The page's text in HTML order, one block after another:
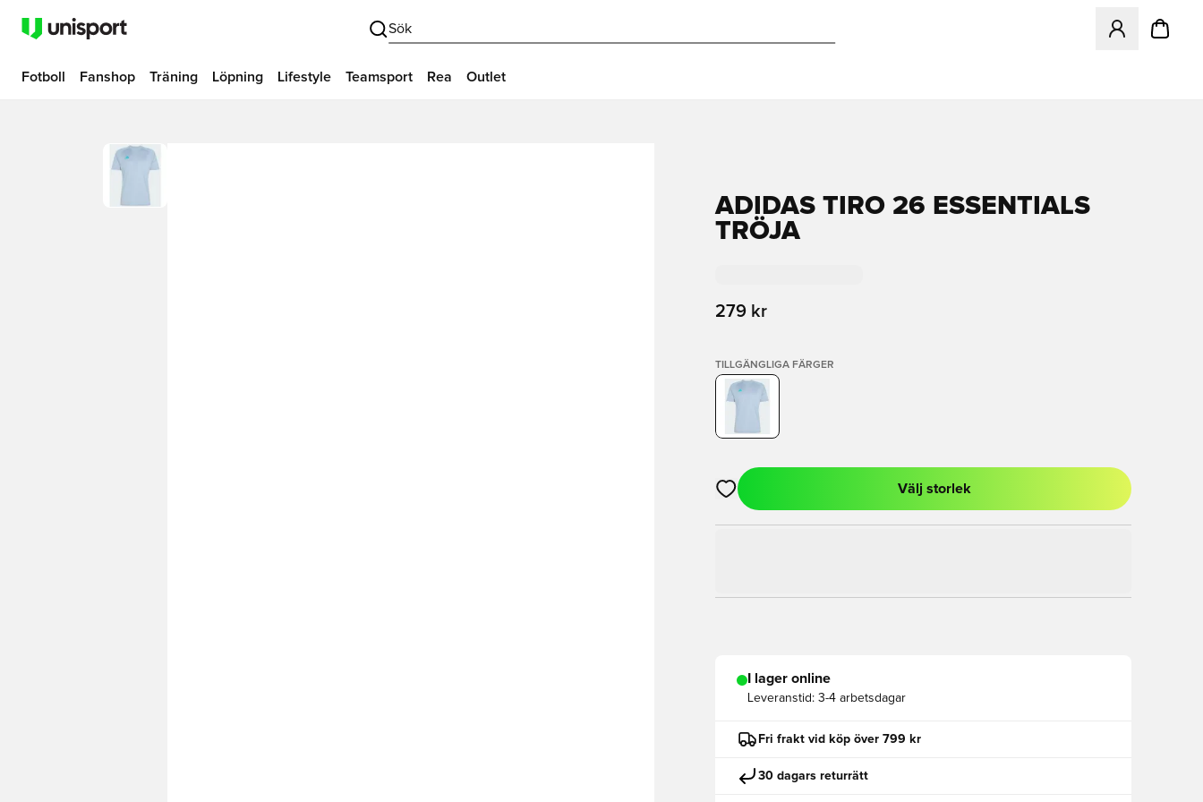
Sök
Öppnar en
Fotboll Fanshop Träning Löpning Lifestyle Teamsport Rea Outlet
ADIDAS TIRO 26 ESSENTIALS
TRÖJA
279 kr
TILLGÄNGLIGA FÄRGER
Öppnar en Modal för att logga in eller registrera dig som medlem
Välj storlek
I lager online
Leveranstid: 3-4 arbetsdagar
Fri frakt vid köp över 799 kr
30 dagars returrätt